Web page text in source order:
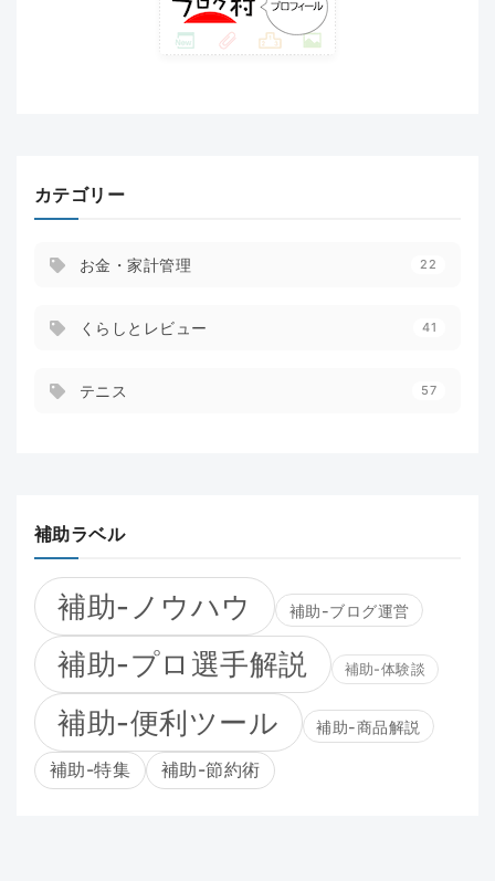
カテゴリー
お金・家計管理 22
くらしとレビュー 41
テニス 57
補助ラベル
補助-ノウハウ 補助-ブログ運営
補助-プロ選手解説 補助-体験談
補助-便利ツール 補助-商品解説
補助-特集 補助-節約術